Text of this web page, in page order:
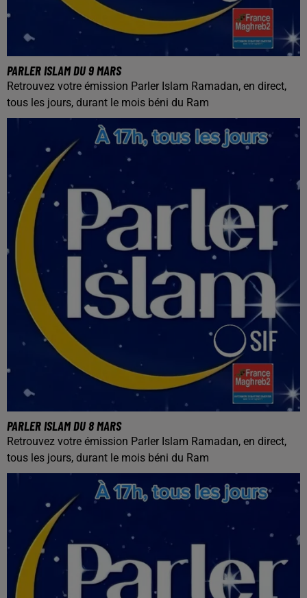
PARLER ISLAM DU 9 MARS
Retrouvez votre émission Parler Islam Ramadan, en direct,
tous les jours, durant le mois béni du Ram
PARLER ISLAM DU 8 MARS
Retrouvez votre émission Parler Islam Ramadan, en direct,
tous les jours, durant le mois béni du Ram